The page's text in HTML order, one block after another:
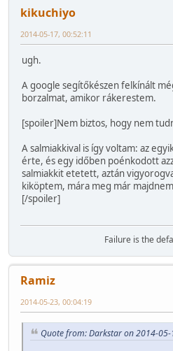
kikuchiyo
2014-05-17, 00:52:11
ugh.
A google segítőkészen felkínált
borzalmat, amikor rákerestem.
[spoiler]Nem biztos, hogy nem
A salmiakkival is így voltam: az
érte, és egy időben poénkodott
salmiakkit etetett, aztán
kiköptem, mára meg már
[/spoiler]
Failure is the
Ramiz
2014-05-23, 00:04:19
Quote from: Darkstar on 2014-05-